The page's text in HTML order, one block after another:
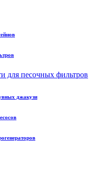
для песочных фильтров
джакузи